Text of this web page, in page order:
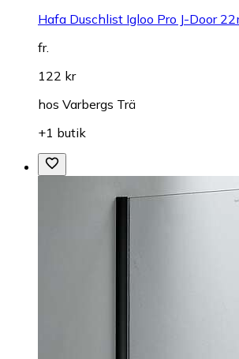
Hafa Duschlist Igloo Pro J-Door
fr.
122 kr
hos Varbergs Trä
+1 butik